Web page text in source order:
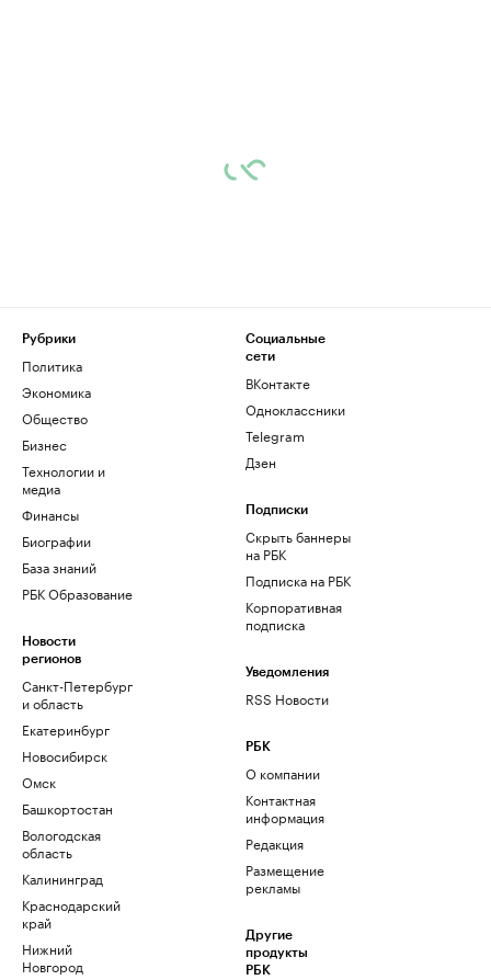
Рубрики
Политика
Экономика
Общество
Бизнес
Технологии и
медиа
Финансы
Биографии
База знаний
РБК Образование
Новости
регионов
Санкт-Петербург
и область
Екатеринбург
Новосибирск
Омск
Башкортостан
Вологодская
область
Калининград
Краснодарский
край
Нижний
Новгород
Социальные
сети
ВКонтакте
Одноклассники
Telegram
Дзен
Подписки
Скрыть баннеры
на РБК
Подписка на РБК
Корпоративная
подписка
Уведомления
RSS Новости
РБК
О компании
Контактная
информация
Редакция
Размещение
рекламы
Другие
продукты
РБК